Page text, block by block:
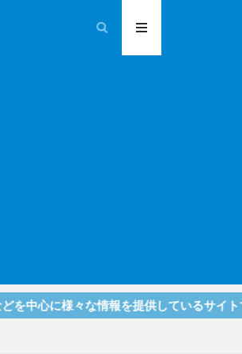
様々な情報を提供しているサイトです！